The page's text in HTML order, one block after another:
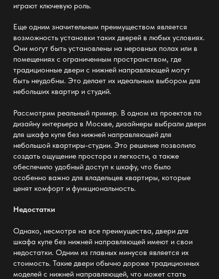
играют ключевую роль.
Еще одним значительным преимуществом является
возможность установки таких дверей в любых условиях.
Они могут быть установлены на неровных полах или в
помещениях с ограниченным пространством, где
традиционные двери с нижней направляющей могут
быть неудобны. Это делает их идеальным выбором для
небольших квартир и студий.
Рассмотрим реальный пример. В одном из проектов по
дизайну интерьера в Москве, дизайнеры выбрали двери
для шкафа купе без нижней направляющейдля
небольшой квартиры-студии. Это решение позволило
создать ощущение простора и легкости, а также
обеспечило удобный доступ к шкафу, что было
особенно важно для владельцев квартиры, которые
ценят комфорт и функциональность.
Недостатки
Однако, несмотря на все преимущества, двери для
шкафа купе без нижней направляющейимеют и свои
недостатки. Одним из главных минусов является их
стоимость. Такие двери обычно дороже традиционных
моделей с нижней направляющей, что может стать